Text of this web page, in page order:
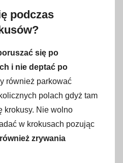
podczas
się po
i nie deptać po
również parkować
polach gdyż tam
krokusy. Nie wolno
w krokusach pozując
zrywania